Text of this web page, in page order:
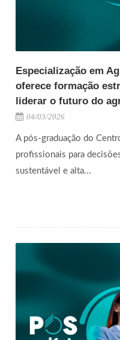
Especialização em
oferece formação
liderar o futuro do
04/03/2026
A pós-graduação do
profissionais para
sustentável e alta...